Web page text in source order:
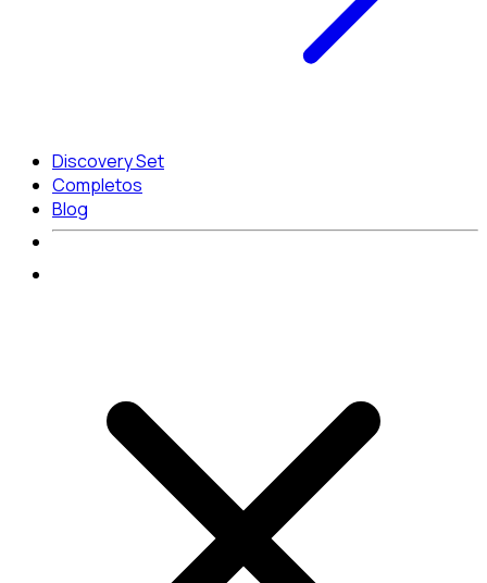
Discovery Set
Completos
Blog